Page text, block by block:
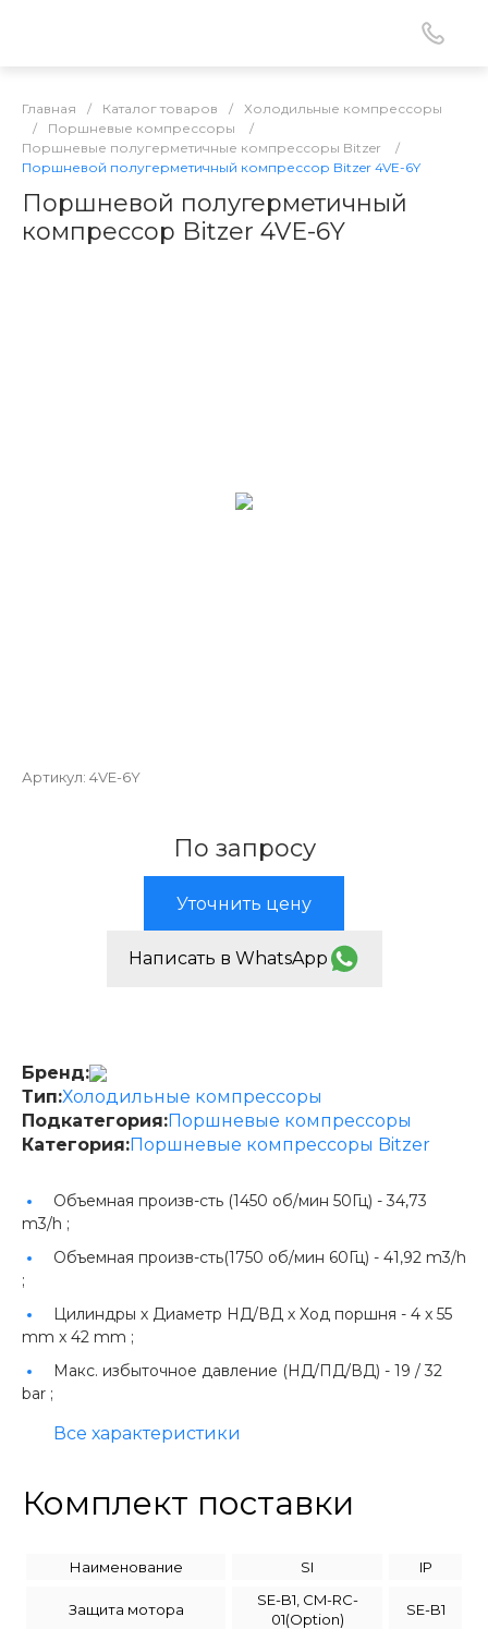
Главная / Каталог товаров /
Холодильные компрессоры
/
Поршневые компрессоры
/
Поршневые полугерметичные компрессоры Bitzer
/
Поршневой полугерметичный компрессор Bitzer 4VE-6Y
Поршневой полугерметичный
компрессор Bitzer 4VE-6Y
Артикул: 4VE-6Y
По запросу
Уточнить цену
Написать в WhatsApp
Бренд:
Тип:Холодильные компрессоры
Подкатегория:Поршневые компрессоры
Категория:Поршневые компрессоры Bitzer
Объемная произв-сть (1450 об/мин 50Гц) - 34,73
m3/h ;
Объемная произв-сть(1750 об/мин 60Гц) - 41,92 m3/h
;
Цилиндры х Диаметр НД/ВД х Ход поршня - 4 x 55
mm x 42 mm ;
Макс. избыточное давление (НД/ПД/ВД) - 19 / 32
bar ;
Все характеристики
Комплект поставки
Наименование SI IP
Защита мотора
SE-B1, CM-RC-
01(Option)
SE-B1